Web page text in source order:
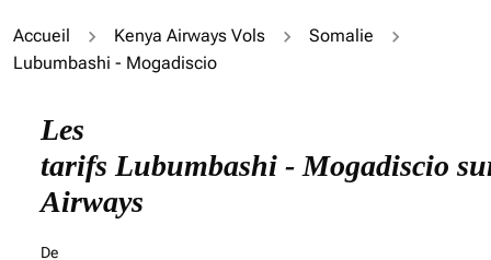
Accueil Kenya Airways Vols
Somalie
Lubumbashi - Mogadiscio
Les
tarifs Lubumbashi - Mogadiscio
Airways
De
Essayez de mettre à jour votre itinéraire (origine et/